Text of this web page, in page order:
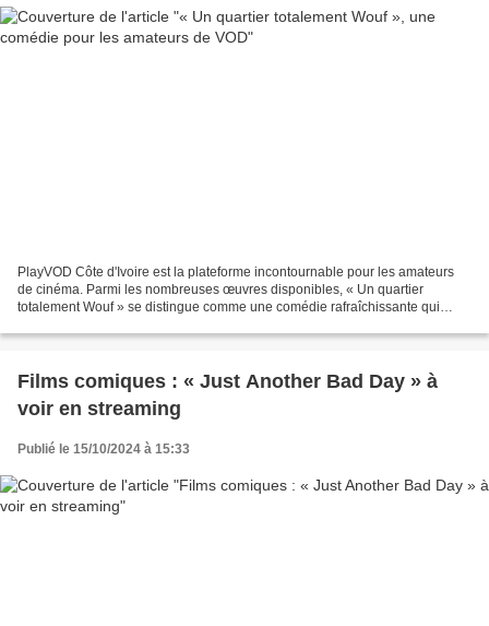
PlayVOD Côte d'Ivoire est la plateforme incontournable pour les amateurs
de cinéma. Parmi les nombreuses œuvres disponibles, « Un quartier
totalement Wouf » se distingue comme une comédie rafraîchissante qui
Films comiques : « Just Another Bad Day » à
voir en streaming
Publié le 15/10/2024 à 15:33